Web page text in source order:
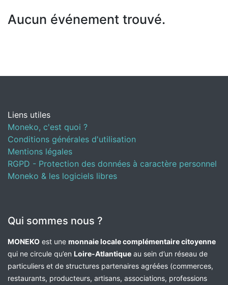
Aucun événement trouvé.
Liens utiles
Moneko, c'est quoi ?
Conditions générales d'utilisation
Mentions légales
RGPD - Protection des données à caractère personnel
Moneko & les logiciels libres
Qui sommes nous ?
MONEKO est une monnaie locale complémentaire citoyenne
qui ne circule qu’en Loire-Atlantique au sein d’un réseau de
particuliers et de structures partenaires agréées (commerces,
restaurants, producteurs, artisans, associations, professions